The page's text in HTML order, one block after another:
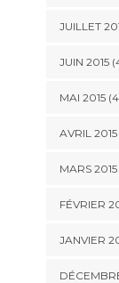
JUILLET
JUIN 2015
MAI 2015
AVRIL 2015
MARS 2015
FÉVRIER
JANVIER